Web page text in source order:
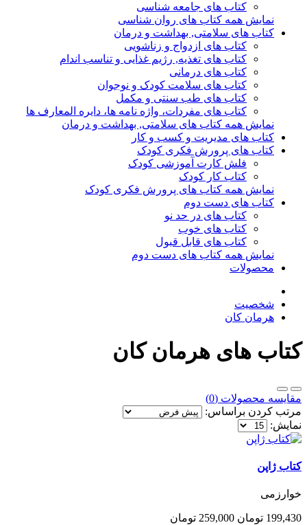
کتاب های جامعه شناسی
نمایش همه کتاب های روان شناسی
کتاب های سلامتی, بهداشت و درمان
کتاب های ازدواج و زناشویی
کتاب های تغذیه, رژیم غذایی و تناسب اندام
کتاب های درمانی
کتاب های سلامت کودک و نوجوان
کتاب های طب سنتی و مکمل
کتاب های مفردات، واژه نامه ها، دایره المعارف ها
نمایش همه کتاب های سلامتی, بهداشت و درمان
کتاب های مدیریت و کسب و کار
کتاب های پرورش فکری کودک
فلش کارت آموزشی کودک
کتاب کار کودک
نمایش همه کتاب های پرورش فکری کودک
کتاب های دست دوم
کتاب های در حد نو
کتاب های خوب
کتاب های قابل قبول
نمایش همه کتاب های دست دوم
محصولات
شخصیت
هرمان کان
کتاب های هرمان کان
مقایسه محصولات (0)
مرتب کردن براساس:
نمایش:
کتاب ژاپن
خوارزمی
199,430 تومان 259,000 تومان